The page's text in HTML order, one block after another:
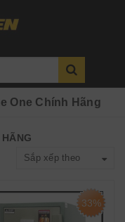
One Chính Hãng
Sắp xếp theo
33%